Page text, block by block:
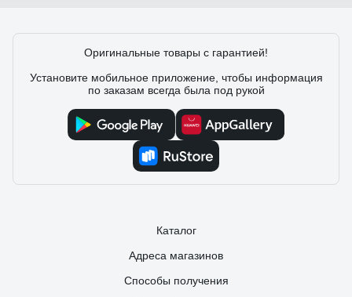
Оригинальные товары с гарантией!
Установите мобильное приложение, чтобы информация
по заказам всегда была под рукой
Каталог
Адреса магазинов
Способы получения